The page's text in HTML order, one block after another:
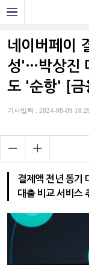
네이버페이
성'…박상진
도 '순항' [금
기사입력 : 2024-08-09
결제액 전년 동기
대출 비교 서비스